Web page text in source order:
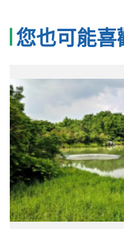
您也可能